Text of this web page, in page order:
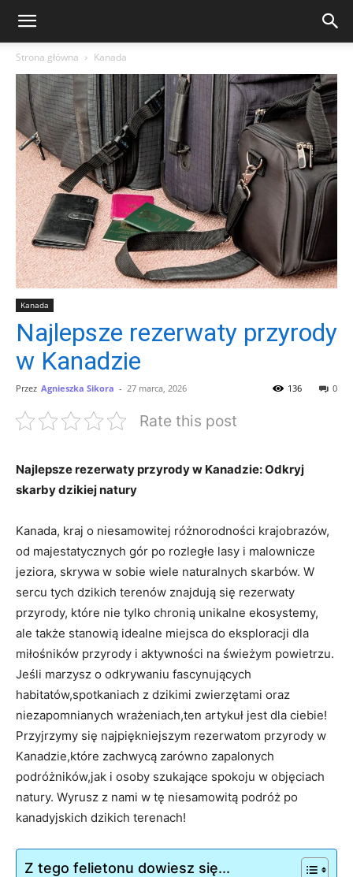
Strona główna Kanada
Kanada
Najlepsze rezerwaty przyrody
w Kanadzie
Przez Agnieszka Sikora - 27 marca, 2026 0
136
Rate this post
Najlepsze rezerwaty przyrody w Kanadzie: Odkryj
skarby dzikiej natury
Kanada, kraj o niesamowitej różnorodności krajobrazów,
od majestatycznych gór po rozległe lasy i malownicze
jeziora, skrywa w sobie wiele naturalnych skarbów. W
sercu tych dzikich terenów znajdują się rezerwaty
przyrody, które nie tylko chronią unikalne ekosystemy,
ale także stanowią idealne miejsca do eksploracji dla
miłośników przyrody i aktywności na świeżym powietrzu.
Jeśli marzysz o odkrywaniu fascynujących
habitatów,spotkaniach z dzikimi zwierzętami oraz
niezapomnianych wrażeniach,ten artykuł jest dla ciebie!
Przyjrzymy się najpiękniejszym rezerwatom przyrody w
Kanadzie,które zachwycą zarówno zapalonych
podróżników,jak i osoby szukające spokoju w objęciach
natury. Wyrusz z nami w tę niesamowitą podróż po
kanadyjskich dzikich terenach!
Z tego felietonu dowiesz się...